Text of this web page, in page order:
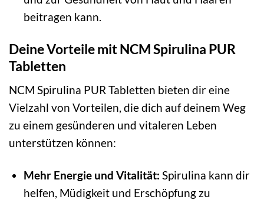
beitragen kann.
Deine Vorteile mit NCM Spirulina PUR
Tabletten
NCM Spirulina PUR Tabletten bieten dir eine
Vielzahl von Vorteilen, die dich auf deinem Weg
zu einem gesünderen und vitaleren Leben
unterstützen können:
Mehr Energie und Vitalität: Spirulina kann dir
helfen, Müdigkeit und Erschöpfung zu